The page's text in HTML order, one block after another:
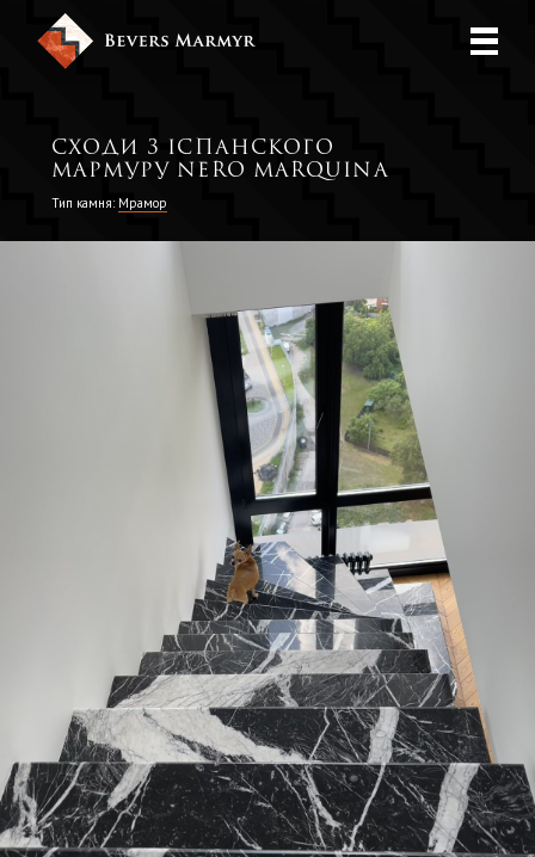
Сходи з іспанского
мармуру Nero Marquina
Тип камня: Мрамор